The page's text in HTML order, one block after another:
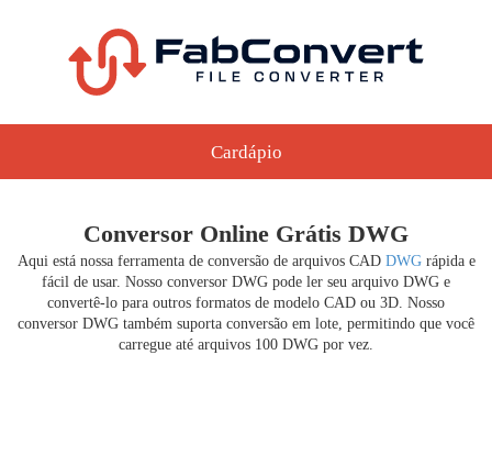
Cardápio
Conversor Online Grátis DWG
Aqui está nossa ferramenta de conversão de arquivos CAD DWGrápida e
fácil de usar. Nosso conversor DWG pode ler seu arquivo DWG e
convertê-lo para outros formatos de modelo CAD ou 3D. Nosso
conversor DWG também suporta conversão em lote, permitindo que você
carregue até arquivos 100 DWG por vez.